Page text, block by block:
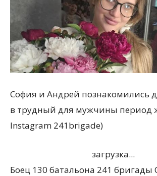
София и Андрей познакомились
в трудный для мужчины период
Instagram 241brigade)
загрузка...
Боец 130 батальона 241 бригады